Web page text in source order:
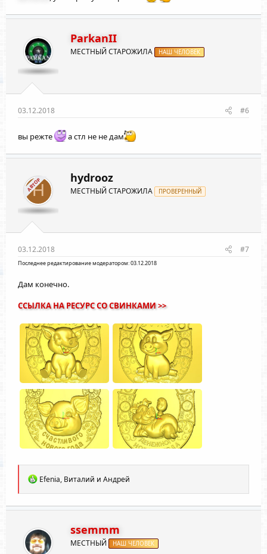
ParkanII
МЕСТНЫЙ СТАРОЖИЛА НАШ ЧЕЛОВЕК
03.12.2018 #6
вы режте а стл не не дам
АВТОР
H
hydrooz
МЕСТНЫЙ СТАРОЖИЛА ПРОВЕРЕННЫЙ
03.12.2018 #7
Последнее редактирование модератором:03.12.2018
Дам конечно.
ССЫЛКА НА РЕСУРС СО СВИНКАМИ >>
Р
а
к
и
и
:
Efenia, Виталий и Андрей
ssemmm
МЕСТНЫЙ НАШ ЧЕЛОВЕК